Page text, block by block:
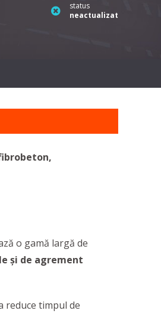
status
neactualizat
o gamă largă de
și de agrement
reduce timpul de